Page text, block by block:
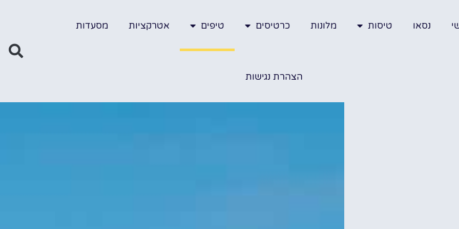
נסאו טיסות מלונות כרטיסים טיפים אטרקציות מסעדות
הצהרת נגישות